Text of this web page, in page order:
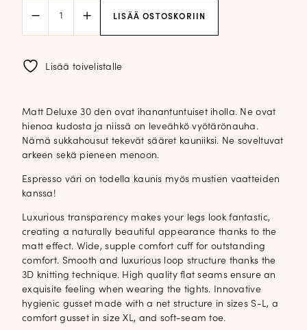
sukkahousut
Matt
30;
LISÄÄ OSTOSKORIIN
Lisää toivelistalle
Matt Deluxe 30 den ovat ihanantuntuiset iholla. Ne ovat
hienoa kudosta ja niissä on leveähkö vyötärönauha.
Nämä sukkahousut tekevät sääret kauniiksi. Ne soveltuvat
arkeen sekä pieneen menoon.
Espresso väri on todella kaunis myös mustien vaatteiden
kanssa!
Luxurious transparency makes your legs look fantastic,
creating a naturally beautiful appearance thanks to the
matt effect. Wide, supple comfort cuff for outstanding
comfort. Smooth and luxurious loop structure thanks the
3D knitting technique. High quality flat seams ensure an
exquisite feeling when wearing the tights. Innovative
hygienic gusset made with a net structure in sizes S-L, a
comfort gusset in size XL, and soft-seam toe.